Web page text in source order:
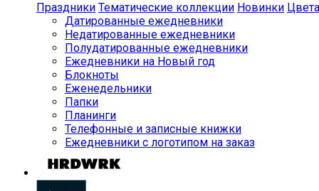
Праздники Тематические коллекции Новинки Цвета
Датированные ежедневники
Недатированные ежедневники
Полудатированные ежедневники
Ежедневники на Новый год
Блокноты
Еженедельники
Папки
Планинги
Телефонные и записные книжки
Ежедневники с логотипом на заказ